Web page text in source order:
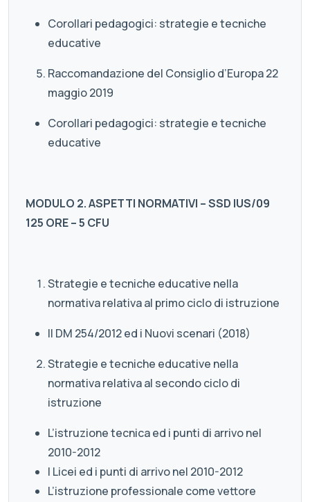
Corollari pedagogici: strategie e tecniche
educative
Raccomandazione del Consiglio d’Europa 22
maggio 2019
Corollari pedagogici: strategie e tecniche
educative
MODULO 2. ASPETTI NORMATIVI – SSD IUS/09
125 ORE – 5 CFU
Strategie e tecniche educative nella
normativa relativa al primo ciclo di istruzione
Il DM 254/2012 ed i Nuovi scenari (2018)
Strategie e tecniche educative nella
normativa relativa al secondo ciclo di
istruzione
L’istruzione tecnica ed i punti di arrivo nel
2010-2012
I Licei ed i punti di arrivo nel 2010-2012
L’istruzione professionale come vettore